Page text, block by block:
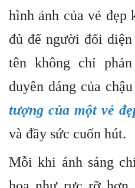
hình ảnh của vẻ đẹp
đủ để người đối
tên không chỉ
duyên dáng của
tượng của một vẻ
và đầy sức cuốn hút.
Mỗi khi ánh sáng